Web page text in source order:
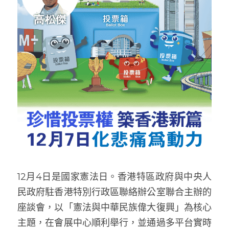
12月4日是國家憲法日。香港特區政府與中央人
民政府駐香港特別行政區聯絡辦公室聯合主辦的
座談會，以「憲法與中華民族偉大復興」為核心
主題，在會展中心順利舉行，並通過多平台實時